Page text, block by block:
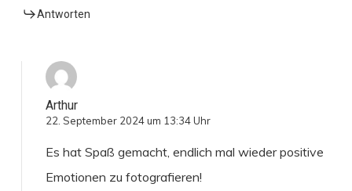
Antworten
Arthur
22. September 2024 um 13:34 Uhr
Es hat Spaß gemacht, endlich mal wieder positive
Emotionen zu fotografieren!